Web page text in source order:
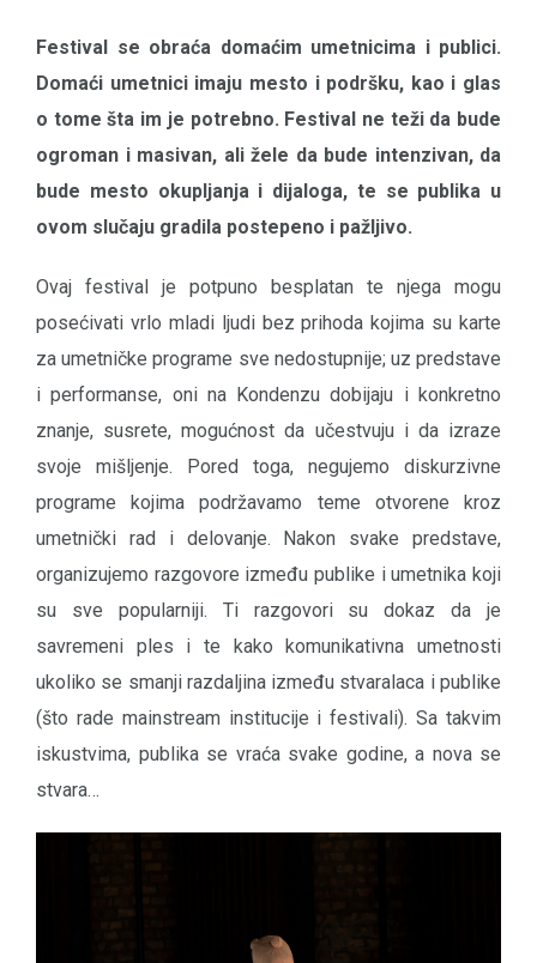
Festival se obraća domaćim umetnicima i publici.
Domaći umetnici imaju mesto i podršku, kao i glas
o tome šta im je potrebno. Festival ne teži da bude
ogroman i masivan, ali žele da bude intenzivan, da
bude mesto okupljanja i dijaloga, te se publika u
ovom slučaju gradila postepeno i pažljivo.
Ovaj festival je potpuno besplatan te njega mogu
posećivati vrlo mladi ljudi bez prihoda kojima su karte
za umetničke programe sve nedostupnije; uz predstave
i performanse, oni na Kondenzu dobijaju i konkretno
znanje, susrete, mogućnost da učestvuju i da izraze
svoje mišljenje. Pored toga, negujemo diskurzivne
programe kojima podržavamo teme otvorene kroz
umetnički rad i delovanje. Nakon svake predstave,
organizujemo razgovore između publike i umetnika koji
su sve popularniji. Ti razgovori su dokaz da je
savremeni ples i te kako komunikativna umetnosti
ukoliko se smanji razdaljina između stvaralaca i publike
(što rade mainstream institucije i festivali). Sa takvim
iskustvima, publika se vraća svake godine, a nova se
stvara…